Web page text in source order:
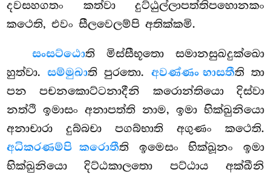
දවසහගතං කත්වා දුට්ඨුල්ලාපත්තිපහොනකං
කථෙති, එවං සීලවෙලම්පි අතික්කමි.
සංසට්ඨොති මිස්සීභූතො සමානසුඛදුක්ඛො
හුත්වා.සම්මුඛාති පුරතො. අවණ්ණං භාසතීති තා
පන පචනකොට්ටනාදීනි කරොන්තියො දිස්වා
නත්ථි ඉමාසං අනාපත්ති නාම, ඉමා භික්ඛුනියො
අනාචාරා දුබ්බචා පගබ්භාති අගුණං කථෙති.
අධිකරණම්පි කරොතීති ඉමෙසං භික්ඛූනං ඉමා
භික්ඛුනියො දිට්ඨකාලතො පට්ඨාය අක්ඛීනි